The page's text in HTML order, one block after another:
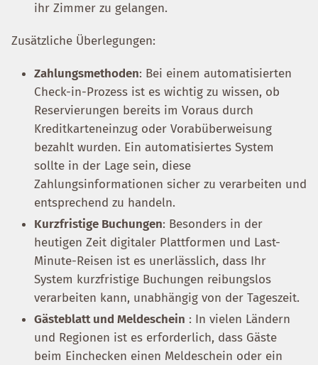
ihr Zimmer zu gelangen.
Zusätzliche Überlegungen:
Zahlungsmethoden: Bei einem automatisierten
Check-in-Prozess ist es wichtig zu wissen, ob
Reservierungen bereits im Voraus durch
Kreditkarteneinzug oder Vorabüberweisung
bezahlt wurden. Ein automatisiertes System
sollte in der Lage sein, diese
Zahlungsinformationen sicher zu verarbeiten und
entsprechend zu handeln.
Kurzfristige Buchungen: Besonders in der
heutigen Zeit digitaler Plattformen und Last-
Minute-Reisen ist es unerlässlich, dass Ihr
System kurzfristige Buchungen reibungslos
verarbeiten kann, unabhängig von der Tageszeit.
Gästeblatt und Meldeschein : In vielen Ländern
und Regionen ist es erforderlich, dass Gäste
beim Einchecken einen Meldeschein oder ein